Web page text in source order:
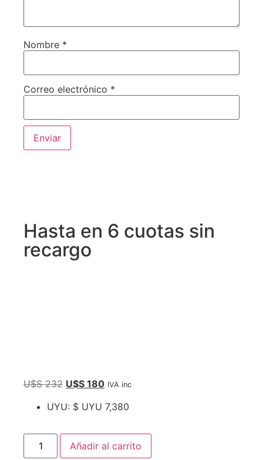
Nombre *
Correo electrónico *
Hasta en 6 cuotas sin
recargo
U$S232 U$S 180 IVA inc
UYU: $ UYU 7,380
Añadir al carrito